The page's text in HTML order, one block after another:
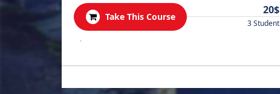
Take This Course
20$
3 Student
.